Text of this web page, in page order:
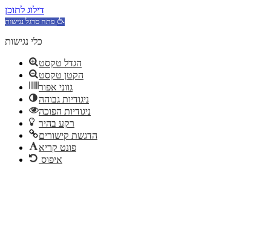
דילוג לתוכן
פתח סרגל נגישות
כלי נגישות
הגדל טקסט
הקטן טקסט
גווני אפור
ניגודיות גבוהה
ניגודיות הפוכה
רקע בהיר
הדגשת קישורים
פונט קריא
איפוס